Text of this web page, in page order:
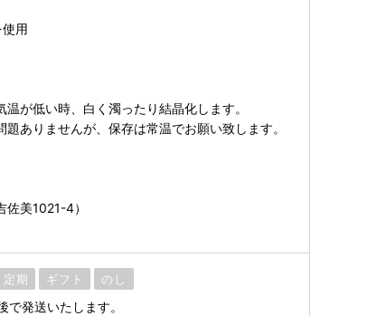
用
が低い時、白く濁ったり結晶化します。
ありませんが、保存は常温でお願い致します。
佐美1021-4）
定期 ギフト のし
で発送いたします。